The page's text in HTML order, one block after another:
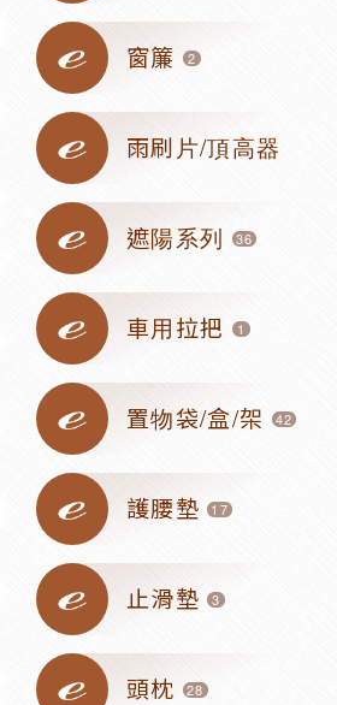
窗簾 2
雨刷片/頂高器
遮陽系列 36
車用拉把 1
置物袋/盒/架 42
護腰墊17
止滑墊 3
頭枕 28